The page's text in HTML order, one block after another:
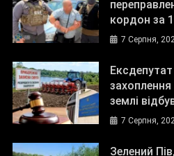
кордон за
7 Серпня,
захоплення
землі
7 Серпня,
Зелений